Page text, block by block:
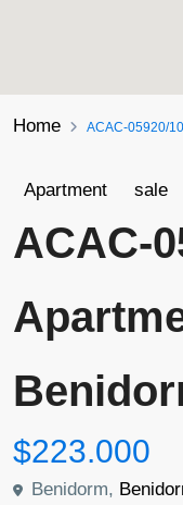
Home ACAC-05920/
Apartment sale
ACAC-
$223.000
Benidorm,